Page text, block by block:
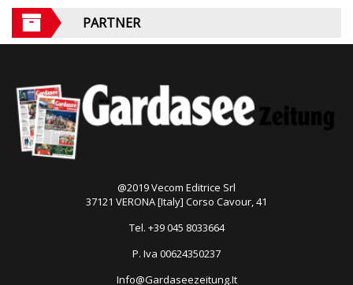
PARTNER
@2019 Vecom Editrice Srl
37121 VERONA [Italy] Corso Cavour, 41
Tel. +39 045 8033664
P. Iva 00624350237
Info@Gardaseezeitung.It